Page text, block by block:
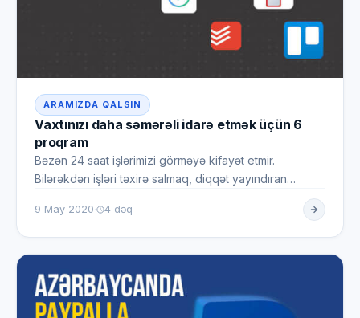
ARAMIZDA QALSIN
Vaxtınızı daha səmərəli idarə etmək üçün 6
proqram
Bəzən 24 saat işlərimizi görməyə kifayət etmir.
Bilərəkdən işləri təxirə salmaq, diqqət yayındıran
9 May 2020· 4 dəq